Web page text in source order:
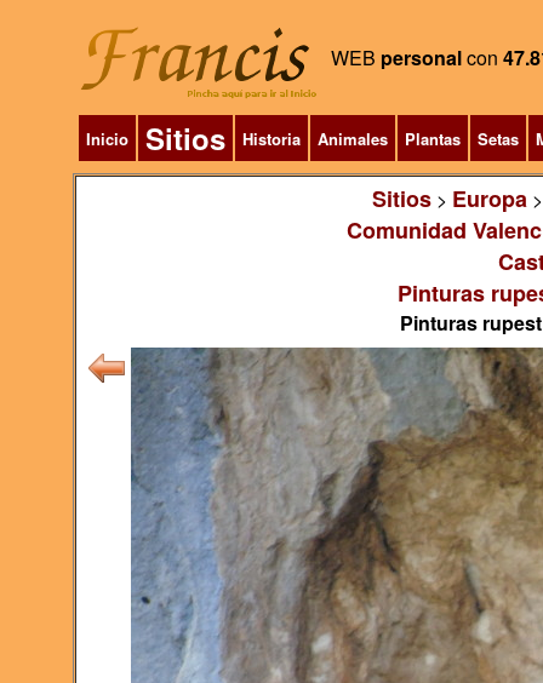
WEB personalcon
Inicio Sitios Historia Animales Plantas Setas
Sitios> Europa
Comunidad
Pinturas
Pinturas